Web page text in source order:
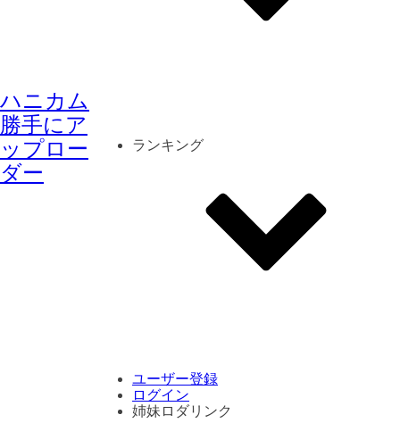
ハニカム
勝手にア
ップロー
ダー
ランキング
ユーザー登録
ログイン
姉妹ロダリンク